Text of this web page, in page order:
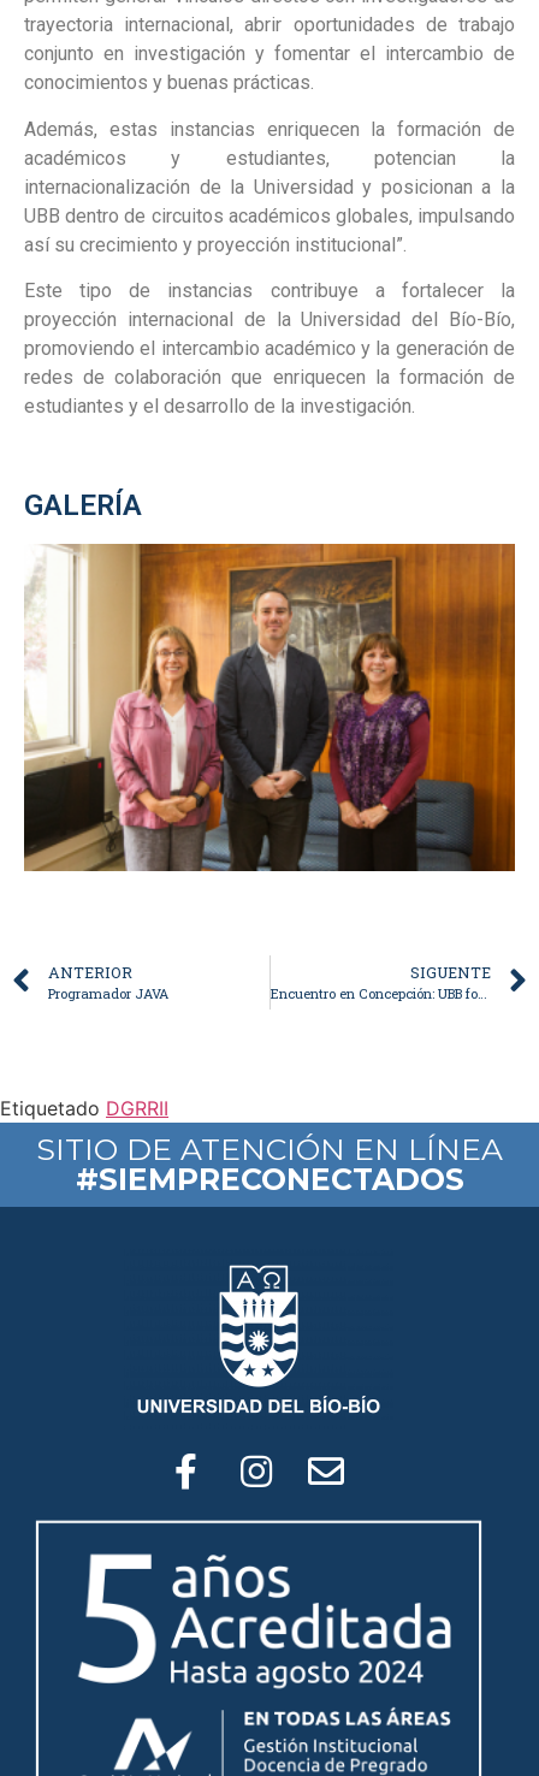
trayectoria internacional, abrir oportunidades de trabajo
conjunto en investigación y fomentar el intercambio de
conocimientos y buenas prácticas.
Además, estas instancias enriquecen la formación de
académicos y estudiantes, potencian la
internacionalización de la Universidad y posicionan a la
UBB dentro de circuitos académicos globales, impulsando
así su crecimiento y proyección institucional”.
Este tipo de instancias contribuye a fortalecer la
proyección internacional de la Universidad del Bío-Bío,
promoviendo el intercambio académico y la generación de
redes de colaboración que enriquecen la formación de
estudiantes y el desarrollo de la investigación.
GALERÍA
ANTERIOR
Programador JAVA
SIGUENTE
Encuentro en Concepción: UBB fortalece redes y lazos con egresados y egresadas de la sede penquista
Etiquetado DGRRII
SITIO DE ATENCIÓN EN LÍNEA
#SIEMPRECONECTADOS